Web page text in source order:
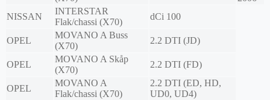
NISSAN
INTERSTAR
Flak/chassi (X70)
dCi 100
OPEL
MOVANO A Buss
(X70)
2.2 DTI (JD)
OPEL
MOVANO A Skåp
(X70)
2.2 DTI (FD)
OPEL
MOVANO A
Flak/chassi (X70)
2.2 DTI (ED, HD,
UD0, UD4)